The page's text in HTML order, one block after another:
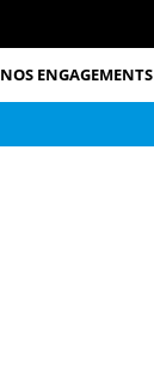
NOS ENGAGEMENTS